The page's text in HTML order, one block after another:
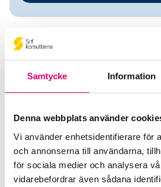
Samtycke Information
Denna webbplats använder
Vi använder enhetsidentifierare för
och annonserna till användarna,
för sociala medier och analysera
vidarebefordrar även sådana
Auktoriserad
Lena Månsson Redovisning AB
Åsa